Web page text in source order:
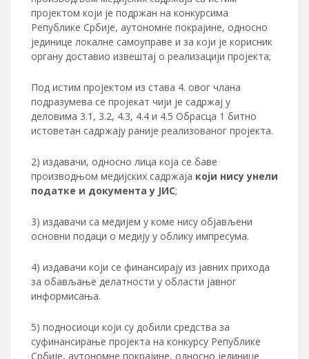
пројектом који је подржан на конкурсима
Републике Србије, аутономне покрајине, односно
јединице локалне самоуправе и за који је корисник
органу доставио извештај о реализацији пројекта;
Под истим пројектом из става 4. овог члана
подразумева се пројекат чији је садржај у
деловима 3.1, 3.2, 4.3, 4.4 и 4.5 Обрасца 1 битно
истоветан садржају раније реализованог пројекта.
2) издавачи, односно лица која се баве
производњом медијских садржаја који нису унели
податке и документа у ЈИС;
3) издавачи са медијем у коме нису објављени
основни подаци о медију у облику импресума.
4) издавачи који се финансирају из јавних прихода
за обављање делатности у области јавног
информисања.
5) подносиоци који су добили средства за
суфинансирање пројекта на конкурсу Републике
Србије, аутономне покрајине, односно јединице